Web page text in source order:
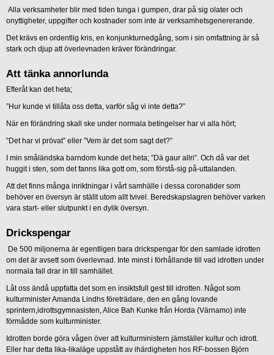
Alla verksamheter blir med tiden tunga i gumpen, drar på sig olater och
onyttigheter, uppgifter och kostnader som inte är verksamhetsgenererande.
Det krävs en ordentlig kris, en konjunkturnedgång, som i sin omfattning är så
stark och djup att överlevnaden kräver förändringar.
Att tänka annorlunda
Efteråt kan det heta;
”Hur kunde vi tillåta oss detta, varför såg vi inte detta?”
När en förändring skall ske under normala betingelser har vi alla hört;
”Det har vi prövat” eller ”Vem är det som sagt det?”
I min småländska barndom kunde det heta; ”Dä gaur allri”. Och då var det
huggit i sten, som det fanns lika gott om, som förstå-sig på-uttalanden.
Att det finns många inriktningar i vårt samhälle i dessa coronatider som
behöver en översyn är ställt utom allt tvivel. Beredskapslagren behöver varken
vara start- eller slutpunkt i en dylik översyn.
Drickspengar
De 500 miljonerna är egentligen bara drickspengar för den samlade idrotten
om det är avsett som överlevnad. Inte minst i förhållande till vad idrotten under
normala fall drar in till samhället.
Låt oss ändå uppfatta det som en insiktsfull gest till idrotten. Något som
kulturminister Amanda Lindhs företrädare, den en gång lovande
sprintern,idrottsgymnasisten, Alice Bah Kunke från Horda (Värnamo) inte
förmådde som kulturminister.
Idrotten borde göra vågen över att kulturministern jämställer kultur och idrott.
Eller har detta lika-likaläge uppstått av ihärdigheten hos RF-bossen Björn